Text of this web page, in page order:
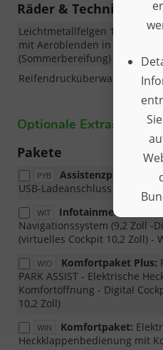
Räder & Technik
Leichtmetallfelgen 17 Zoll
mit Aeroblenden in Schwarz,
(Sommerbereifung)
Reifendrucküberwachung
Optionale Extras
Pakete
PYB Assistenzpaket:
USB-Ladeanschluss (Typ-C)
WIT
Infotainment Paket:
Navigationssystem (9,2 Zoll -
(virtuelles Cockpit 10,2 Zoll) -
WIO Komfortpaket Plus:
PARK ASSIST - Elektrische
Komfortöffnung - Digital
10,2 Zoll)
WIN Komfortpaket:
Heckklappenbedienung mit